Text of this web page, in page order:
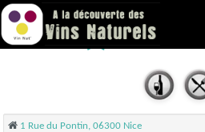
Berco
1 Rue du Pontin, 06300 Nice